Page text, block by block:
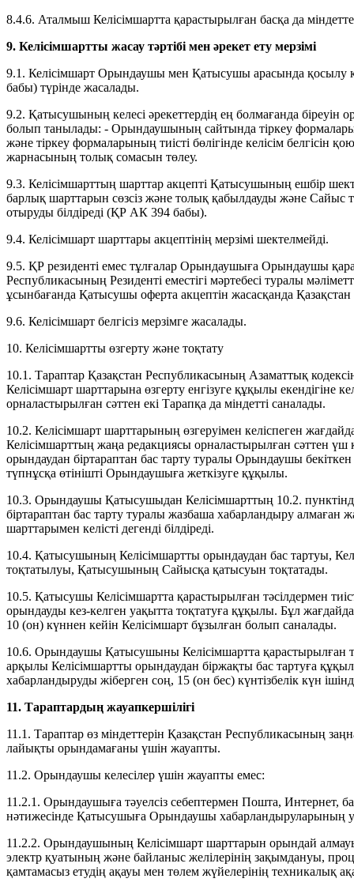
8.4.6. Аталмыш Келісімшартта қарастырылған басқа да
9. Келісімшартты жасау тәртібі мен әрекет ету мерзімі
9.1. Келісімшарт Орындаушы мен Қатысушы арасында қосылу
бабы) түрінде жасалады.
9.2. Қатысушының келесі әрекеттердің ең болмағанда біреуін
болып танылады: - Орындаушының сайтында тіркеу
және тіркеу формаларының тиісті бөлігінде келісім
жарнасының толық сомасын төлеу.
9.3. Келісімшарттың шарттар акцепті Қатысушының ешбір
барлық шарттарын сөзсіз және толық қабылдауды және Сайыс
отыруды білдіреді (ҚР АК 394 бабы).
9.4. Келісімшарт шарттары акцептінің мерзімі шектелмейді.
9.5. ҚР резиденті емес тұлғалар Орындаушыға Орындаушы
Республикасының Резиденті еместігі мәртебесі туралы
ұсынбағанда Қатысушы оферта акцептін жасасқанда Қазақстан
9.6. Келісімшарт белгісіз мерзімге жасалады.
10. Келісімшартты өзгерту және тоқтату
10.1. Тараптар Қазақстан Республикасының Азаматтық
Келісімшарт шарттарына өзгерту енгізуге құқылы екендігіне
орналастырылған сәттен екі Тарапқа да міндетті саналады.
10.2. Келісімшарт шарттарының өзгеруімен келіспеген
Келісімшарттың жаңа редакциясы орналастырылған сәттен үш
орындаудан біртараптан бас тарту туралы Орындаушы
түпнұсқа өтінішті Орындаушыға жеткізуге құқылы.
10.3. Орындаушы Қатысушыдан Келісімшарттың 10.2.
біртараптан бас тарту туралы жазбаша хабарландыру алмаған
шарттарымен келісті дегенді білдіреді.
10.4. Қатысушының Келісімшартты орындаудан бас тартуы,
тоқтатылуы, Қатысушының Сайысқа қатысуын тоқтатады.
10.5. Қатысушы Келісімшартта қарастырылған тәсілдермен
орындауды кез-келген уақытта тоқтатуға құқылы. Бұл
10 (он) күннен кейін Келісімшарт бұзылған болып саналады.
10.6. Орындаушы Қатысушыны Келісімшартта қарастырылған
арқылы Келісімшартты орындаудан біржақты бас тартуға
хабарландыруды жіберген соң, 15 (он бес) күнтізбелік күн
11. Тараптардың жауапкершілігі
11.1. Тараптар өз міндеттерін Қазақстан Республикасының
лайықты орындамағаны үшін жауапты.
11.2. Орындаушы келесілер үшін жауапты емес:
11.2.1. Орындаушыға тәуелсіз себептермен Пошта, Интернет,
нәтижесінде Қатысушыға Орындаушы хабарландыруларының
11.2.2. Орындаушының Келісімшарт шарттарын орындай
электр қуатының және байланыс желілерінің зақымдануы,
қамтамасыз етудің ақауы мен төлем жүйелерінің техникалық